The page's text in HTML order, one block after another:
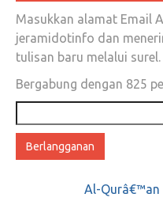
Masukkan alamat Email
jeramidotinfo dan
tulisan baru melalui surel.
Bergabung dengan 825
email
Al-Qurâ€™an